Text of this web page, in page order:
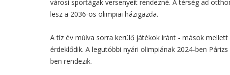
városi sportágak versenyeit rendezné. A térség ad
lesz a 2036-os olimpiai házigazda.
A tíz év múlva sorra kerülő játékok iránt - mások
érdeklődik. A legutóbbi nyári olimpiának 2024-ben
ben rendezik.